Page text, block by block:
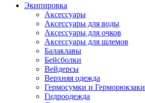
Экипировка
Аксессуары
Аксессуары для воды
Аксессуары для очков
Аксессуары для шлемов
Балаклавы
Бейсболки
Вейдерсы
Верхняя одежда
Гермосумки и Герморюкзаки
Гидроодежда